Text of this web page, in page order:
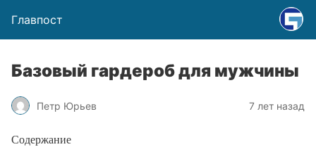
Главпост
Базовый гардероб для мужчины
Петр Юрьев 7 лет назад
Содержание